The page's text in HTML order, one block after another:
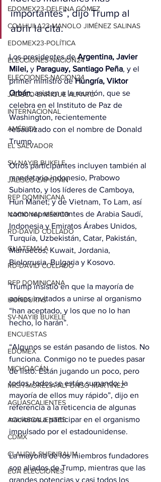
EDOMEX23-DELFINA GÓMEZ
COAHUILA23-MANOLO JIMÉNEZ SALINAS
EDOMEX23-POLÍTICA
ELECCIONES-NACION24
ELECCIONES-NACION24
JALISCO-ENRIQUE ALFARO
INTERNACIONAL
AMÉRICA
EL SALVADOR
SV-NAYIB BUKELE
JALISCO-ZAPOPAN
REP DOMINICANA
NACIONAL MÉXICO
RD-DAVID COLLADO
GUATEMALA
RD-DAVID COLLADO
REP DOMINICANA
HONDURAS
SV-NAYIB BUKELE
ENCUESTAS
EDOMEX
MICHOACÁN
MICH-MORELIA-ALFONSO MARTÍNEZ
AGUASCALIENTES
AGUASCALIENTES
CDMX
CLAUDIA SHEINBAUM
EUA ELECCIONES
importantes”, dijo Trump al
abrir la cita.
Los presidentes de Argentina, Javier
Milei, y Paraguay, Santiago Peña, y el
primer ministro de Hungría, Viktor
Orbán, asisten a la reunión, que se
celebra en el Instituto de Paz de
Washington, recientemente
rebautizado con el nombre de Donald
Trump.
Otros participantes incluyen también al
mandatario indonesio, Prabowo
Subianto, y los líderes de Camboya,
Hun Manet; y de Vietnam, To Lam, así
como representantes de Arabia Saudí,
Indonesia y Emiratos Árabes Unidos,
Turquía, Uzbekistán, Catar, Pakistán,
Marruecos, Kuwait, Jordania,
Bielorrusia, Bulgaria y Kosovo.
Trump insistió en que la mayoría de
países invitados a unirse al organismo
“han aceptado, y los que no lo han
hecho, lo harán”.
“Algunos se están pasando de listos. No
funciona. Conmigo no te puedes pasar
de listo. Están jugando un poco, pero
todos, todos se están sumando: la
mayoría de ellos muy rápido”, dijo en
referencia a la reticencia de algunas
naciones a participar en el organismo
impulsado por el estadounidense.
La mayoría de los miembros fundadores
son aliados de Trump, mientras que las
grandes potencias y casi todos los